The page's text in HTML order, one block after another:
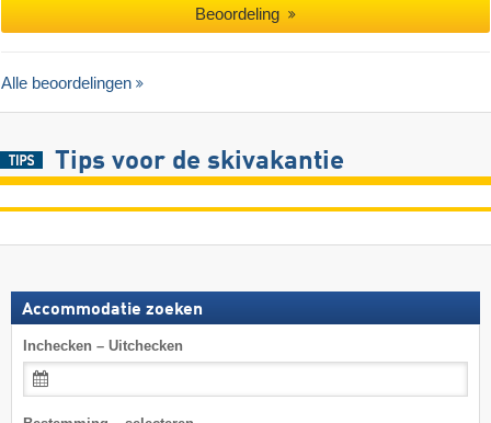
Beoordeling
Alle beoordelingen
Tips voor de skivakantie
Accommodatie zoeken
Inchecken – Uitchecken